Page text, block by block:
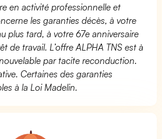
en activité professionnelle et
les garanties décès, à votre
plus tard, à votre 67e anniversaire
de travail. L’offre ALPHA TNS est à
par tacite reconduction.
Certaines des garanties
à la Loi Madelin.